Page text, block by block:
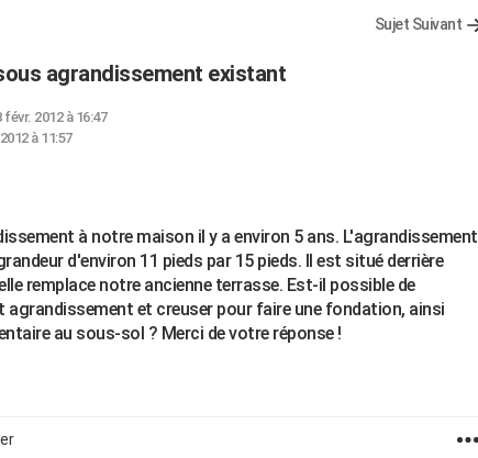
Sujet Suivant
agrandissement existant
2012 à 16:47
à 11:57
à notre maison il y a environ 5 ans. L'agrandissement
d'environ 11 pieds par 15 pieds. Il est situé derrière
remplace notre ancienne terrasse. Est-il possible de
agrandissement et creuser pour faire une fondation, ainsi
au sous-sol ? Merci de votre réponse !